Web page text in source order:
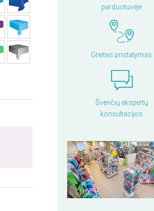
parduotuvėje
Greitas pristatymas
Švenčių ekspertų
konsultacijos